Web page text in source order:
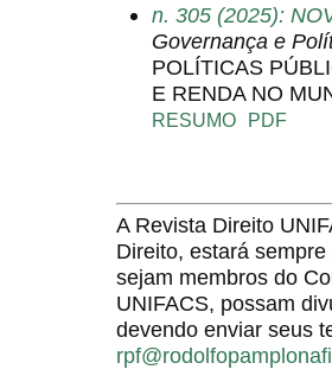
n. 305 (2025):
Governança e
POLÍTICAS
E RENDA NO
RESUMO PDF
A Revista Direito
Direito, estará
sejam membros do
UNIFACS, possam
devendo enviar seus